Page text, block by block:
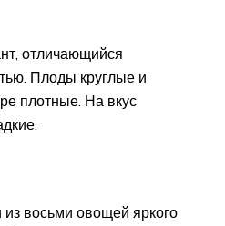
отличающийся
Плоды круглые и
плотные. На вкус
из восьми овощей яркого